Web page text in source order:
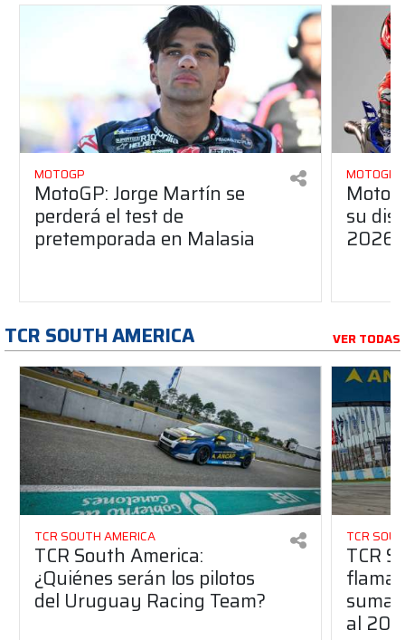
MOTOGP
MotoGP: Jorge Martín se
perderá el test de
pretemporada en Malasia
MOTOGP
su
2026
TCR SOUTH AMERICA VER TODAS
TCR SOUTH AMERICA
TCR South America:
¿Quiénes serán los pilotos
del Uruguay Racing Team?
TCR
TCR
suma
al